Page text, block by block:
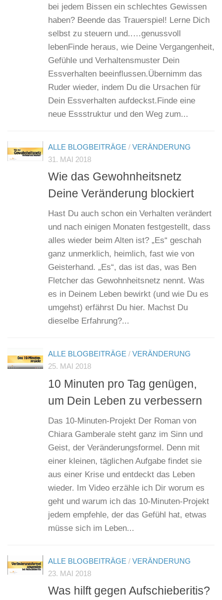
bei jedem Bissen ein schlechtes Gewissen
haben? Beende das Trauerspiel! Lerne Dich
selbst zu steuern und..​…genussvoll
lebenFinde heraus, wie Deine Vergangenheit,
Gefühle und Verhaltensmuster Dein
Essverhalten beeinflussen.Übernimm das
Ruder wieder, indem Du die Ursachen für
Dein Essverhalten aufdeckst.​Finde eine
neue Essstruktur und den Weg zum...
ALLE BLOGBEITRÄGE / VERÄNDERUNG
31. MAI 2018
Wie das Gewohnheitsnetz
Deine Veränderung blockiert
Hast Du auch schon ein Verhalten verändert
und nach einigen Monaten festgestellt, dass
alles wieder beim Alten ist? „Es“ geschah
ganz unmerklich, heimlich, fast wie von
Geisterhand. „Es“, das ist das, was Ben
Fletcher das Gewohnheitsnetz nennt. Was
es in Deinem Leben bewirkt (und wie Du es
umgehst) erfährst Du hier. Machst Du
dieselbe Erfahrung?...
ALLE BLOGBEITRÄGE / VERÄNDERUNG
25. MAI 2018
10 Minuten pro Tag genügen,
um Dein Leben zu verbessern
Das 10-Minuten-Projekt Der Roman von
Chiara Gamberale steht ganz im Sinn und
Geist, der Veränderungsformel. Denn mit
einer kleinen, täglichen Aufgabe findet sie
aus einer Krise und entdeckt das Leben
wieder. Im Video erzähle ich Dir worum es
geht und warum ich das 10-Minuten-Projekt
jedem empfehle, der das Gefühl hat, etwas
müsse sich im Leben...
ALLE BLOGBEITRÄGE / VERÄNDERUNG
23. MAI 2018
Was hilft gegen Aufschieberitis?